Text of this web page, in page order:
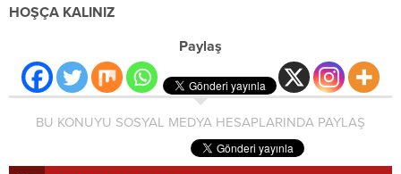
HOŞÇA KALINIZ
Paylaş
BU KONUYU SOSYAL MEDYA HESAPLARINDA PAYLAŞ